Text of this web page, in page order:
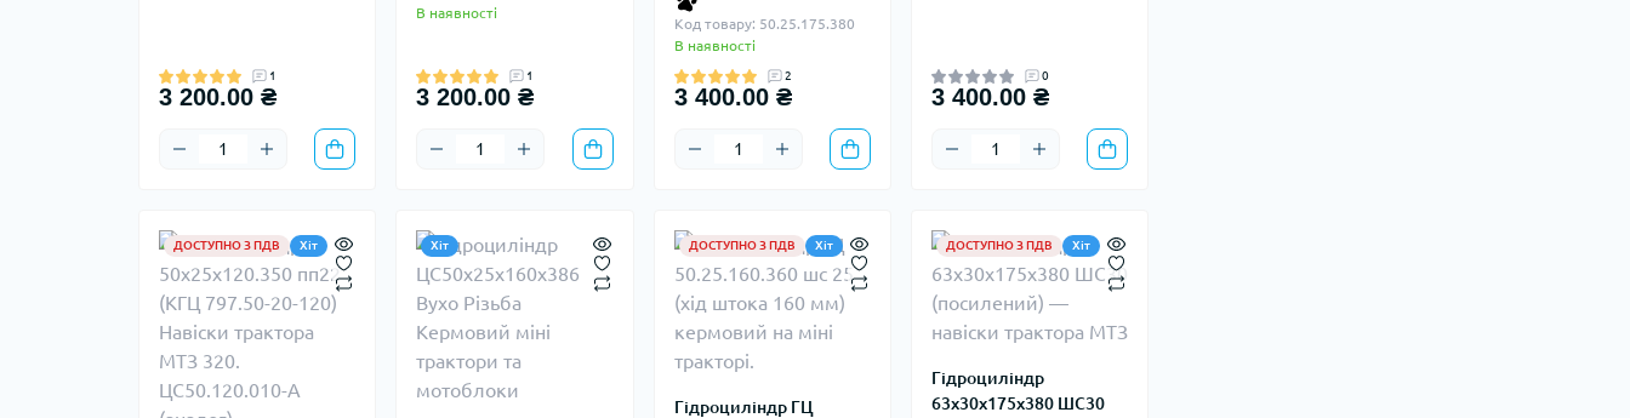
1
3 200.00 ₴
В наявності
1
3 200.00 ₴
Код товару: 50.25.175.380
В наявності
2
3 400.00 ₴
0
3 400.00 ₴
ДОСТУПНО З ПДВ Хіт Хіт ДОСТУПНО З ПДВ Хіт
Гідроциліндр ГЦ
ДОСТУПНО З ПДВ Хіт
Гідроциліндр
63х30х175х380 ШС30